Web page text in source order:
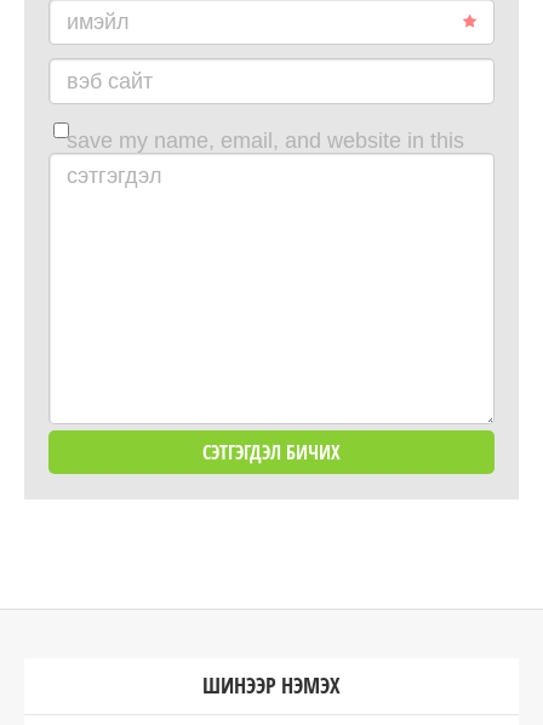
имэйл
вэб сайт
save my name, email, and website in this
browser for the next time i comment.
сэтгэгдэл
ШИНЭЭР НЭМЭХ